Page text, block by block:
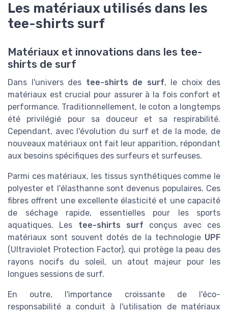
Les matériaux utilisés dans les
tee-shirts surf
Matériaux et innovations dans les tee-
shirts de surf
Dans l'univers des tee-shirts de surf, le choix des
matériaux est crucial pour assurer à la fois confort et
performance. Traditionnellement, le coton a longtemps
été privilégié pour sa douceur et sa respirabilité.
Cependant, avec l'évolution du surf et de la mode, de
nouveaux matériaux ont fait leur apparition, répondant
aux besoins spécifiques des surfeurs et surfeuses.
Parmi ces matériaux, les tissus synthétiques comme le
polyester et l'élasthanne sont devenus populaires. Ces
fibres offrent une excellente élasticité et une capacité
de séchage rapide, essentielles pour les sports
aquatiques. Les tee-shirts surf conçus avec ces
matériaux sont souvent dotés de la technologie UPF
(Ultraviolet Protection Factor), qui protège la peau des
rayons nocifs du soleil, un atout majeur pour les
longues sessions de surf.
En outre, l'importance croissante de l'éco-
responsabilité a conduit à l'utilisation de matériaux